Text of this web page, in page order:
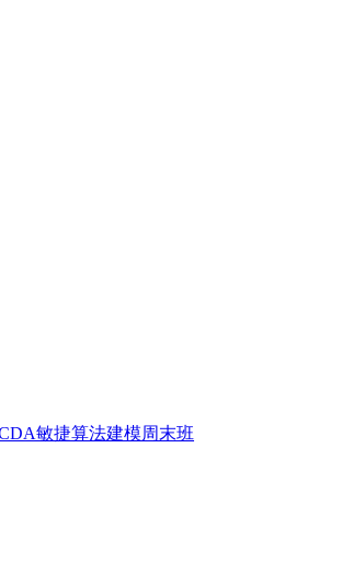
敏捷算法建模周末班